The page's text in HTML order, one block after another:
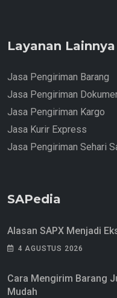
Layanan Lainnya
Jasa Pengiriman Barang
Jasa Pengiriman
Jasa Pengiriman Kargo
Jasa Kurir Express
Jasa Pengiriman Sehari
SAPedia
Alasan SAPX Menjadi
4 AGUSTUS 2026
Cara Mengirim Barang
Mudah